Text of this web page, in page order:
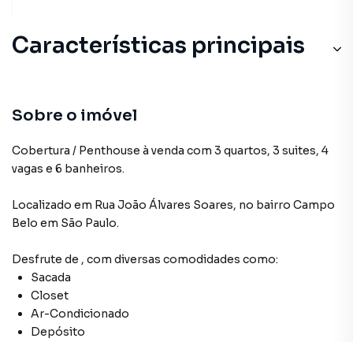
Características principais
Sobre o imóvel
Cobertura / Penthouse à venda com 3 quartos, 3 suites, 4
vagas e 6 banheiros.
Localizado em Rua João Álvares Soares, no bairro Campo
Belo em São Paulo.
Desfrute de , com diversas comodidades como:
Sacada
Closet
Ar-Condicionado
Depósito